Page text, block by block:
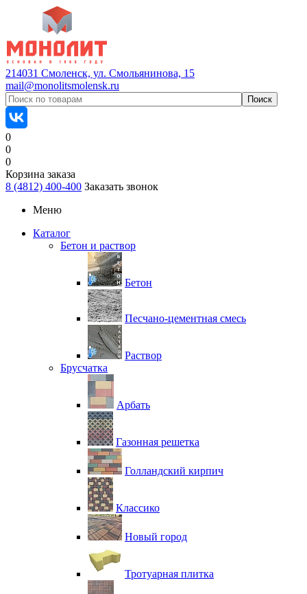
214031 Смоленск, ул. Смольянинова, 15
mail@monolitsmolensk.ru
0
0
0
Корзина заказа
8 (4812) 400-400 Заказать звонок
Меню
Каталог
Бетон и раствор
Бетон
Песчано-цементная смесь
Раствор
Брусчатка
Арбать
Газонная решетка
Голландский кирпич
Классико
Новый город
Тротуарная плитка